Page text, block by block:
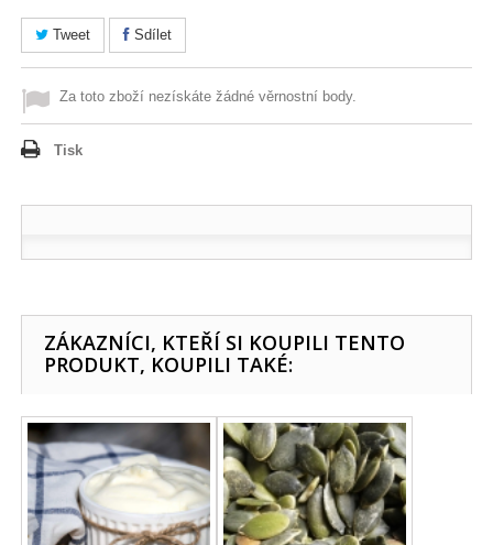
Tweet Sdílet
Za toto zboží nezískáte žádné věrnostní body.
Tisk
ZÁKAZNÍCI, KTEŘÍ SI KOUPILI TENTO
PRODUKT, KOUPILI TAKÉ: